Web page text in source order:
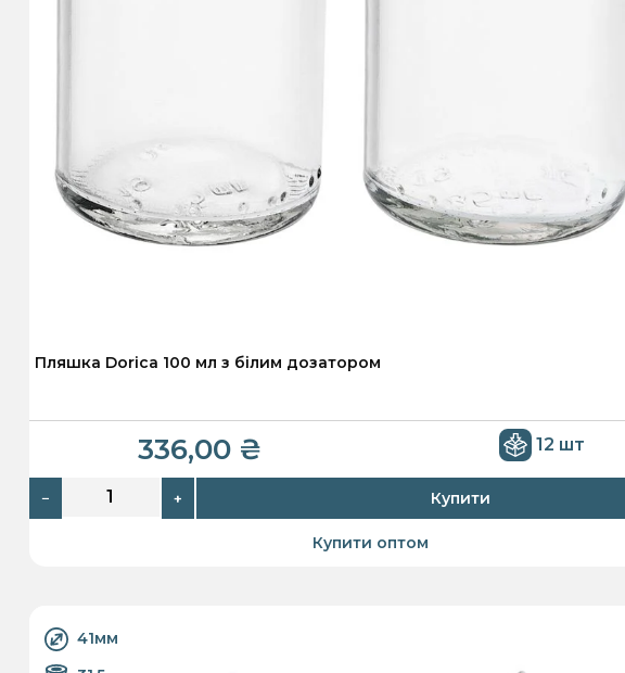
Пляшка Dorica 100 мл з білим дозатором
336,00 ₴ 12 шт
− + Купити
Купити оптом
41мм